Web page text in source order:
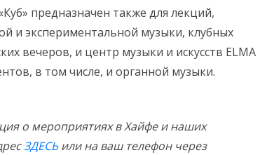
предназначен также для лекций,
и экспериментальной музыки, клубных
вечеров, и центр музыки и искусств ELMA
в том числе, и органной музыки.
о мероприятиях в Хайфе и наших
ЗДЕСЬили на ваш телефон через